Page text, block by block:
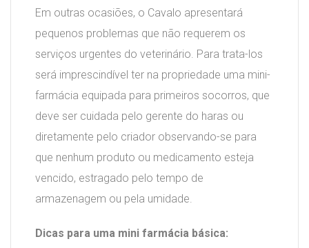
Em outras ocasiões, o Cavalo apresentará
pequenos problemas que não requerem os
serviços urgentes do veterinário. Para trata-los
será imprescindível ter na propriedade uma mini-
farmácia equipada para primeiros socorros, que
deve ser cuidada pelo gerente do haras ou
diretamente pelo criador observando-se para
que nenhum produto ou medicamento esteja
vencido, estragado pelo tempo de
armazenagem ou pela umidade.
Dicas para uma mini farmácia básica: